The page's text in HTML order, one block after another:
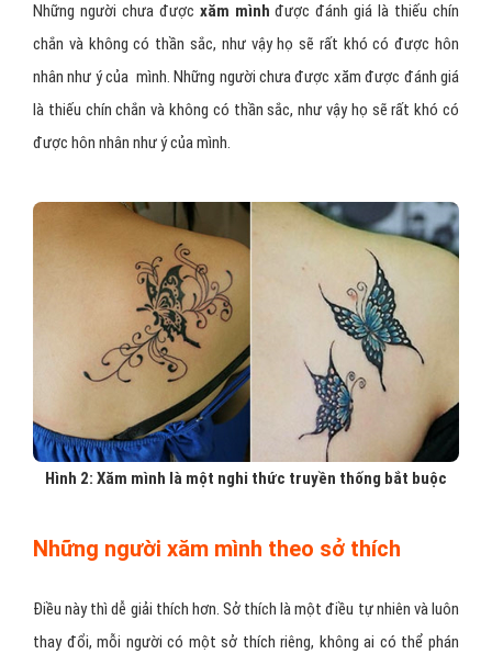
Những người chưa được xăm mìnhđược đánh giá là thiếu chín
chắn và không có thần sắc, như vậy họ sẽ rất khó có được hôn
nhân như ý của mình. Những người chưa được xăm được đánh giá
là thiếu chín chắn và không có thần sắc, như vậy họ sẽ rất khó có
được hôn nhân như ý của mình.
Hình 2: Xăm mình là một nghi thức truyền thống bắt buộc
Những người xăm mình theo sở thích
Điều này thì dễ giải thích hơn. Sở thích là một điều tự nhiên và luôn
thay đổi, mỗi người có một sở thích riêng, không ai có thể phán